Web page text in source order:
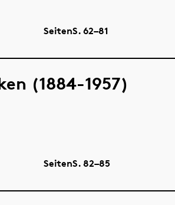
SeitenS.62–81
(1884-1957)
SeitenS.82–85